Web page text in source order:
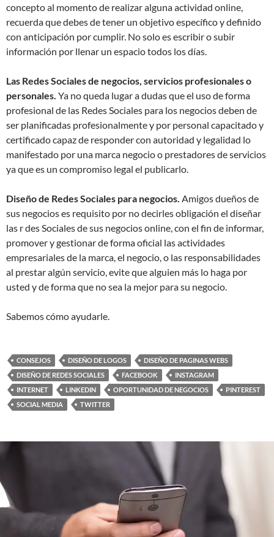
concepto al momento de realizar alguna actividad online,
recuerda que debes de tener un objetivo específico y definido
con anticipación por cumplir. No solo es escribir o subir
información por llenar un espacio todos los días.
Las Redes Sociales de negocios, servicios profesionales o
personales. Ya no queda lugar a dudas que el uso de forma
profesional de las Redes Sociales para los negocios deben de
ser planificadas profesionalmente y por personal capacitado y
certificado capaz de responder con autoridad y legalidad lo
manifestado por una marca negocio o prestadores de servicios
ya que es un compromiso legal el publicarlo.
Diseño de Redes Sociales para negocios. Amigos dueños de
sus negocios es requisito por no decirles obligación el diseñar
las r des Sociales de sus negocios online, con el fin de informar,
promover y gestionar de forma oficial las actividades
empresariales de la marca, el negocio, o las responsabilidades
al prestar algún servicio, evite que alguien más lo haga por
usted y de forma que no sea la mejor para su negocio.
Sabemos cómo ayudarle.
CONSEJOS DISEÑO DE LOGOS
DISEÑO DE PAGINAS WEBS
DISEÑO DE REDES SOCIALES
FACEBOOK
INSTAGRAM
INTERNET
LINKEDIN OPORTUNIDAD DE NEGOCIOS
PINTEREST
SOCIAL MEDIA
TWITTER